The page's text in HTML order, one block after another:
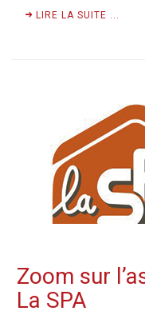
LIRE LA SUITE ...
Zoom sur
La SPA